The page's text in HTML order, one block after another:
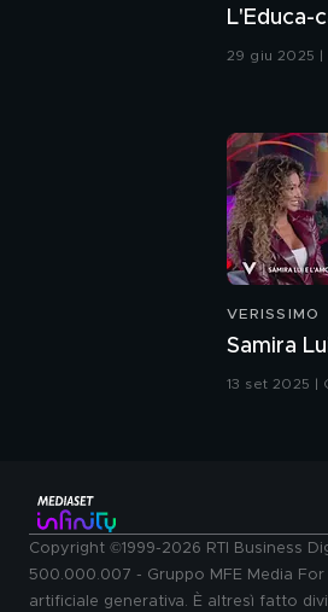
L'Educa-
29 giu 2025 |
VERISSIMO
Samira
13 set 2025 |
Copyright ©1999-2026 RTI Business
500.000.007 - Gruppo MFE Media
artificiale generativa. È altresì fatto